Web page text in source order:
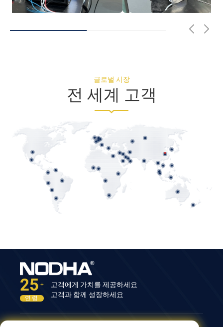
글로벌 시장
전 세계 고객
25 +
연령
고객에게 가치를 제공하세요
고객과 함께 성장하세요